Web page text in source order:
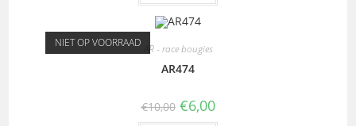
NIET OP VOORRAAD AR - race bougies
AR474
€10,00 €6,00